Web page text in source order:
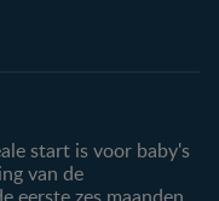
/ inschrijven
start is voor baby's
van de